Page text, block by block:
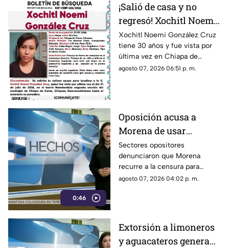
¡Salió de casa y no
regresó! Xochitl Noemi
desapareció en Chiapa
de Corzo
Xochitl Noemi González Cruz
tiene 30 años y fue vista por
última vez en Chiapa de
Corzo, Chiapas.
agosto 07, 2026 06:51 p. m.
0:46
Oposición acusa a
Morena de usar
censura para ocultar
seńalamientos de
narcopolítica
Sectores opositores
denunciaron que Morena
recurre a la censura para
imponer su versión oficial y
agosto 07, 2026 04:02 p. m.
Extorsión a limoneros
y aguacateros genera